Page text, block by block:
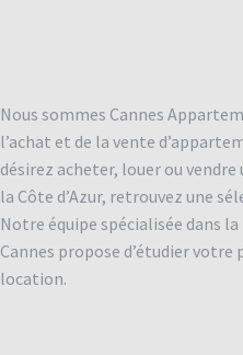
Nous sommes Cannes
l’achat et de la vente
désirez acheter, louer ou
la Côte d’Azur, retrouvez une
Notre équipe spécialisée dans
Cannes propose d’étudier votre
location.